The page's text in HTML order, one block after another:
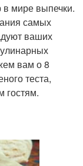
мире выпечки.
самых
ваших
вам о 8
теста,
гостям.